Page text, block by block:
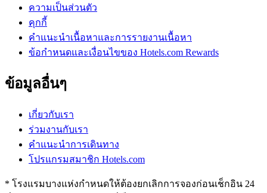
ความเป็นส่วนตัว
คุกกี้
คำแนะนำเนื้อหาและการรายงานเนื้อหา
ข้อกำหนดและเงื่อนไขของ Hotels.com Rewards
ข้อมูลอื่นๆ
เกี่ยวกับเรา
ร่วมงานกับเรา
คำแนะนำการเดินทาง
โปรแกรมสมาชิก Hotels.com
* โรงแรมบางแห่งกำหนดให้ต้องยกเลิกการจองก่อนเช็กอิน 24